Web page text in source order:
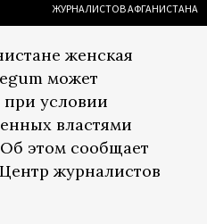
ЖУРНАЛИСТОВ АФГАНИСТАНА
женская
может
условии
властями
этом сообщает
журналистов